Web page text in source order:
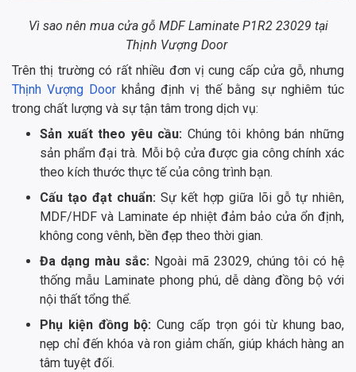
Vì sao nên mua cửa gỗ MDF Laminate P1R2 23029 tại
Thịnh Vượng Door
Trên thị trường có rất nhiều đơn vị cung cấp cửa gỗ, nhưng
Thịnh Vượng Door khẳng định vị thế bằng sự nghiêm túc
trong chất lượng và sự tận tâm trong dịch vụ:
Sản xuất theo yêu cầu: Chúng tôi không bán những
sản phẩm đại trà. Mỗi bộ cửa được gia công chính xác
theo kích thước thực tế của công trình bạn.
Cấu tạo đạt chuẩn:Sự kết hợp giữa lõi gỗ tự nhiên,
MDF/HDF và Laminate ép nhiệt đảm bảo cửa ổn định,
không cong vênh, bền đẹp theo thời gian.
Đa dạng màu sắc: Ngoài mã 23029, chúng tôi có hệ
thống mẫu Laminate phong phú, dễ dàng đồng bộ với
nội thất tổng thể.
Phụ kiện đồng bộ:Cung cấp trọn gói từ khung bao,
nẹp chỉ đến khóa và ron giảm chấn, giúp khách hàng an
tâm tuyệt đối.